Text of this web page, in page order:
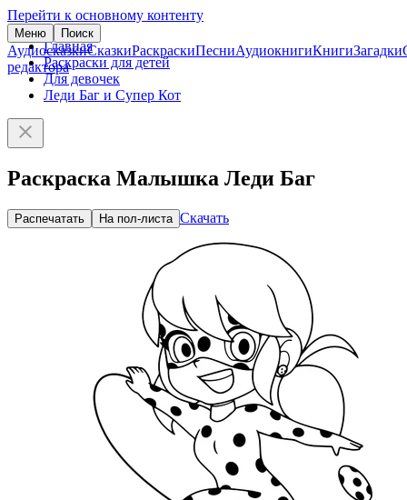
Перейти к основному контенту
Меню Поиск
АудиосказкиСказкиРаскраскиПесниАудиокнигиКнигиЗагадки
редактора
Главная
Раскраски для детей
Для девочек
Леди Баг и Супер Кот
Раскраска Малышка Леди Баг
Распечатать На пол-листа Скачать